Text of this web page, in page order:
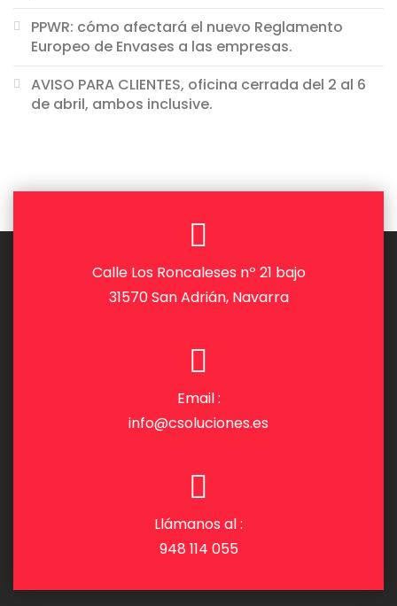
PPWR: cómo afectará el nuevo Reglamento
Europeo de Envases a las empresas.
AVISO PARA CLIENTES, oficina cerrada del 2 al 6
de abril, ambos inclusive.
Calle Los Roncaleses nº 21 bajo
31570 San Adrián, Navarra
Email :
info@csoluciones.es
Llámanos al :
948 114 055